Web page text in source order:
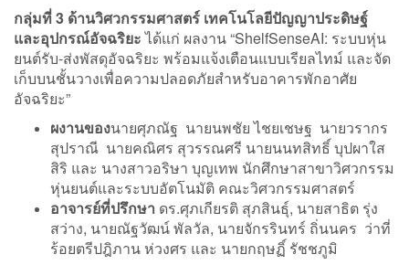
กลุ่มที่ 3 ด้านวิศวกรรมศาสตร์ เทคโนโลยีปัญญาประดิษฐ์
และอุปกรณ์อัจฉริยะได้แก่ ผลงาน “ShelfSenseAI: ระบบหุ่น
ยนต์รับ-ส่งพัสดุอัจฉริยะ พร้อมแจ้งเตือนแบบเรียลไทม์ และจัด
เก็บบนชั้นวางเพื่อความปลอดภัยสำหรับอาคารพักอาศัย
อัจฉริยะ”
ผงานของนายศุภณัฐ นายนพชัย ไชยเชษฐ นายวรากร
สุปราณี นายคณิศร สุวรรณศรี นายนนทสิทธิ์ บุปผาใส
สิริ และ นางสาวอริษา บุญเทพ นักศึกษาสาขาวิศวกรรม
หุ่นยนต์และระบบอัตโนมัติ คณะวิศวกรรมศาสตร์
อาจารย์ที่ปรึกษา ดร.ศุภเกียรติ สุภสินธุ์, นายสาธิต รุ่ง
สว่าง, นายณัฐวัฒน์ พัลวัล, นายจักรรินทร์ ถิ่นนคร ว่าที่
ร้อยตรีปฎิภาน ห่วงศร และ นายกฤษฏิ์ รัชชภูมิ